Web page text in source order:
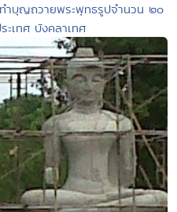
บุญถวายพระพุทธรูปจำนวน ๒๐
เทศ บังคลาเทศ